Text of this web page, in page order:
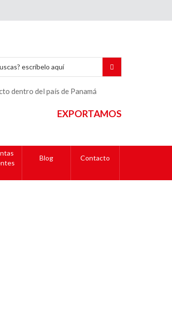
dentro del país de Panamá
EXPORTAMOS
Blog Contacto